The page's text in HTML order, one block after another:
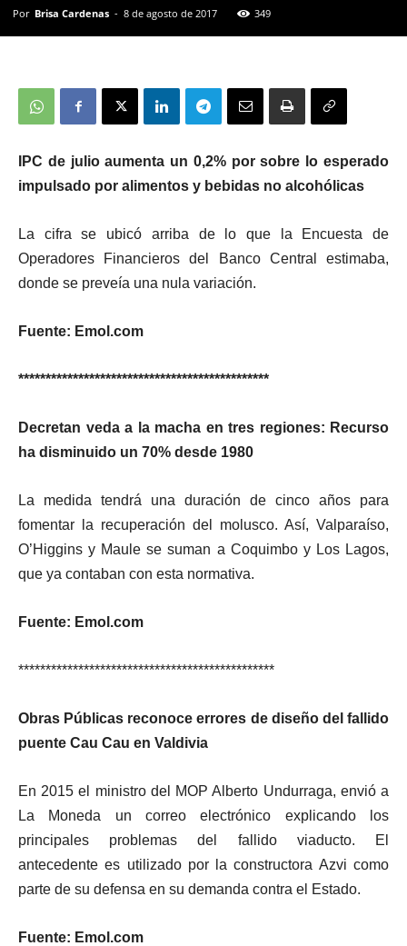
Por Brisa Cardenas - 8 de agosto de 2017 349
IPC de julio aumenta un 0,2% por sobre lo esperado
impulsado por alimentos y bebidas no alcohólicas
La cifra se ubicó arriba de lo que la Encuesta de
Operadores Financieros del Banco Central estimaba,
donde se preveía una nula variación.
Fuente: Emol.com
**********************************************
Decretan veda a la macha en tres regiones: Recurso
ha disminuido un 70% desde 1980
La medida tendrá una duración de cinco años para
fomentar la recuperación del molusco. Así, Valparaíso,
O’Higgins y Maule se suman a Coquimbo y Los Lagos,
que ya contaban con esta normativa.
Fuente: Emol.com
***********************************************
Obras Públicas reconoce errores de diseño del fallido
puente Cau Cau en Valdivia
En 2015 el ministro del MOP Alberto Undurraga, envió a
La Moneda un correo electrónico explicando los
principales problemas del fallido viaducto. El
antecedente es utilizado por la constructora Azvi como
parte de su defensa en su demanda contra el Estado.
Fuente: Emol.com